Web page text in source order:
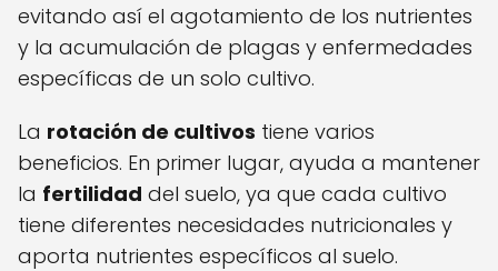
evitando así el agotamiento de los nutrientes
y la acumulación de plagas y enfermedades
específicas de un solo cultivo.
La rotación de cultivos tiene varios
beneficios. En primer lugar, ayuda a mantener
la fertilidad del suelo, ya que cada cultivo
tiene diferentes necesidades nutricionales y
aporta nutrientes específicos al suelo.